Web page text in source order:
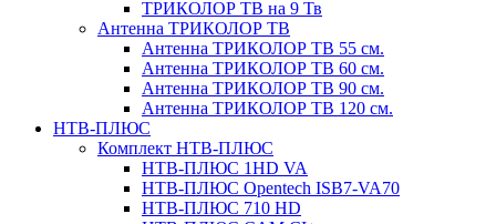
ТРИКОЛОР ТВ на 9 Тв
Антенна ТРИКОЛОР ТВ
Антенна ТРИКОЛОР ТВ 55 см.
Антенна ТРИКОЛОР ТВ 60 см.
Антенна ТРИКОЛОР ТВ 90 см.
Антенна ТРИКОЛОР ТВ 120 см.
НТВ-ПЛЮС
Комплект НТВ-ПЛЮС
НТВ-ПЛЮС 1HD VA
НТВ-ПЛЮС Opentech ISB7-VA70
НТВ-ПЛЮС 710 HD